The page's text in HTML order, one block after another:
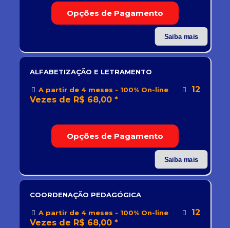
Opções de Pagamento
Saiba mais
Opções de Pagamento
Saiba mais
ALFABETIZAÇÃO E LETRAMENTO
A partir de 4 meses - 100% On-line
12
Vezes de R$ 68,00 *
COORDENAÇÃO PEDAGÓGICA
A partir de 4 meses - 100% On-line
12
Vezes de R$ 68,00 *